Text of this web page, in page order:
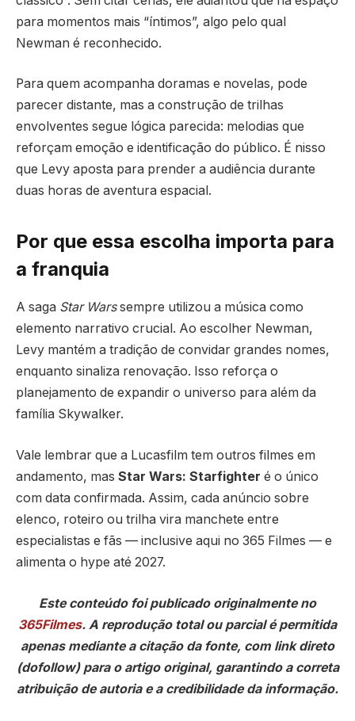
para momentos mais “íntimos”, algo pelo qual
Newman é reconhecido.
Para quem acompanha doramas e novelas, pode
parecer distante, mas a construção de trilhas
envolventes segue lógica parecida: melodias que
reforçam emoção e identificação do público. É nisso
que Levy aposta para prender a audiência durante
duas horas de aventura espacial.
Por que essa escolha importa para
a franquia
A saga Star Warssempre utilizou a música como
elemento narrativo crucial. Ao escolher Newman,
Levy mantém a tradição de convidar grandes nomes,
enquanto sinaliza renovação. Isso reforça o
planejamento de expandir o universo para além da
família Skywalker.
Vale lembrar que a Lucasfilm tem outros filmes em
andamento, mas Star Wars: Starfighter é o único
com data confirmada. Assim, cada anúncio sobre
elenco, roteiro ou trilha vira manchete entre
especialistas e fãs — inclusive aqui no 365 Filmes — e
alimenta o hype até 2027.
Este conteúdo foi publicado originalmente no
365Filmes. A reprodução total ou parcial é permitida
apenas mediante a citação da fonte, com link direto
(dofollow) para o artigo original, garantindo a correta
atribuição de autoria e a credibilidade da informação.